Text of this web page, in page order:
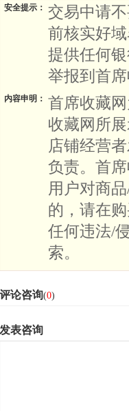
安全提示： 交易中请
前核实好
提供任何
举报到首
内容申明： 首席收藏
收藏网所
店铺经营
负责。首
用户对商
的，请在
任何违法/
索。
评论咨询(0)
发表咨询